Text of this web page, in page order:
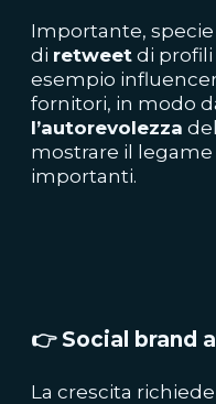
Importante, specie
di retweet di
esempio
fornitori, in modo
l’autorevolezza
mostrare il
importanti.
👉Social brand
La crescita